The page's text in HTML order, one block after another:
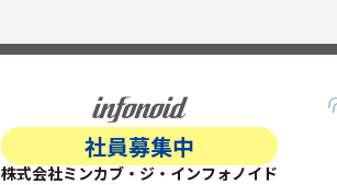
社員募集中
株式会社ミンカブ・ジ・インフォノイド